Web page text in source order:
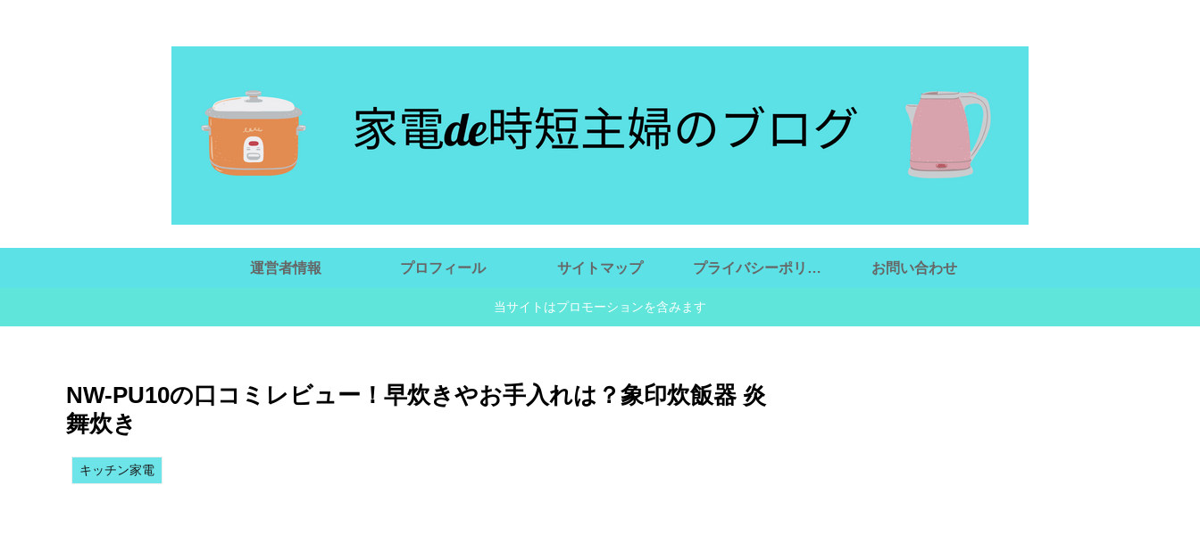
運営者情報 プロフィール サイトマップ
プライバシーポリシ
お問い合わせ
当サイトはプロモーションを含みます
NW-PU10の口コミレビュー！早炊きやお手入れは？象印炊飯器 炎
舞炊き
キッチン家電